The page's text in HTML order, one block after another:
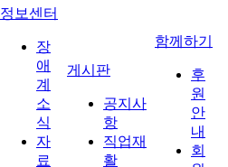
정보센터
장
애
계
소
식
자
료
게시판
공지사
항
직업재
활
함께하기
후
원
안
내
회